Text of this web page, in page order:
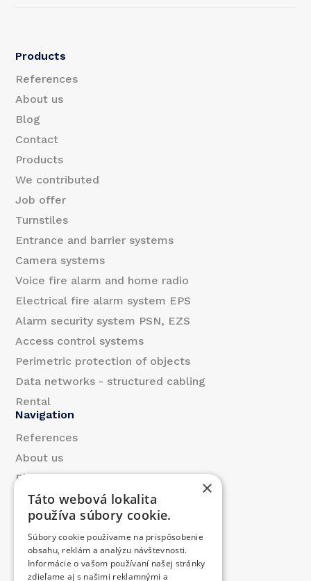
E
m
a
i
l
E
m
a
i
l
Products
References
About us
Blog
Contact
Products
We contributed
Job offer
Turnstiles
Entrance and barrier systems
Camera systems
Voice fire alarm and home radio
Electrical fire alarm system EPS
Alarm security system PSN, EZS
Access control systems
Perimetric protection of objects
Data networks - structured cabling
Rental
Navigation
References
About us
Blog
Contact
Products
We contributed
Job offer
Contact
×
Táto webová lokalita
používa súbory cookie.
Súbory cookie používame na prispôsobenie
obsahu, reklám a analýzu návštevnosti.
Informácie o vašom používaní našej stránky
zdieľame aj s našimi reklamnými a